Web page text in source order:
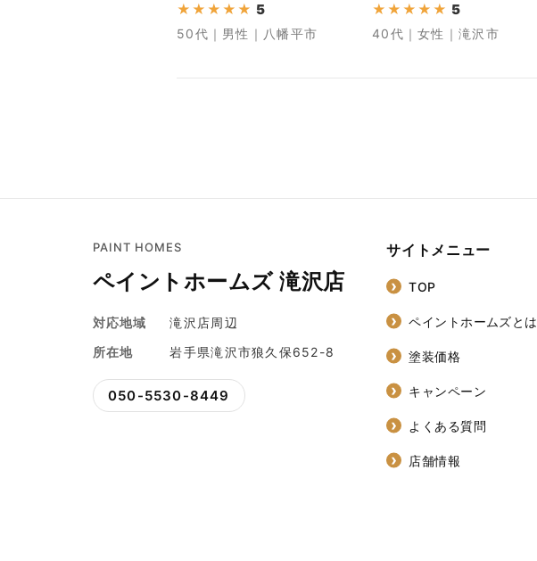
★ ★ ★ ★ ★ 5
50代｜男性｜八幡平市
★ ★ ★ ★ ★ 5
40代｜女性｜滝沢市
PAINT HOMES
ペイントホームズ 滝沢店
対応地域
滝沢店周辺
所在地
岩手県滝沢市狼久保652-8
050-5530-8449
サイトメニュー
TOP
ペイントホームズとは
塗装価格
キャンペーン
よくある質問
店舗情報